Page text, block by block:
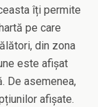
îți permite
pe care
din zona
este afișat
De asemenea,
afișate.